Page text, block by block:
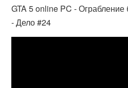
GTA 5 online PC -
- Дело #24